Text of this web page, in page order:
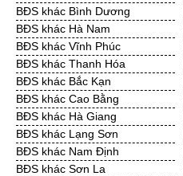
Cần Thuê Cần Thơ
Cần Thuê Bạc Liêu
Cần Thuê Bình Phước
Cần Thuê Đồng Tháp
Cần Thuê Kiên Giang
Cần Thuê Sóc Trăng
Cần Thuê Tiền Giang
Cần Thuê Vĩnh Long
Cần Thuê Hưng Yên
BĐS khác Bình Dương
BĐS khác Hà Nam
BĐS khác Vĩnh Phúc
BĐS khác Thanh Hóa
BĐS khác Bắc Kạn
BĐS khác Cao Bằng
BĐS khác Hà Giang
BĐS khác Lạng Sơn
BĐS khác Nam Định
BĐS khác Sơn La